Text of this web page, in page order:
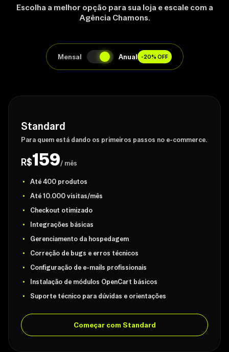
Escolha a melhor opção para sua loja e escale com a
Agência Chamons.
Mensal Anual -20% OFF
Standard
Para quem está dando os primeiros passos no e-commerce.
R$159/ mês
Até 400 produtos
Até 10.000 visitas/mês
Checkout otimizado
Integrações básicas
Gerenciamento da hospedagem
Correção de bugs e erros técnicos
Configuração de e-mails profissionais
Instalação de módulos OpenCart básicos
Suporte técnico para dúvidas e orientações
Começar com Standard